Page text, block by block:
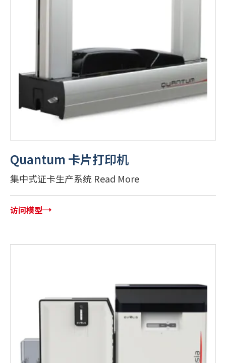
Quantum 卡片打印机
集中式证卡生产系统 Read More
访问模型